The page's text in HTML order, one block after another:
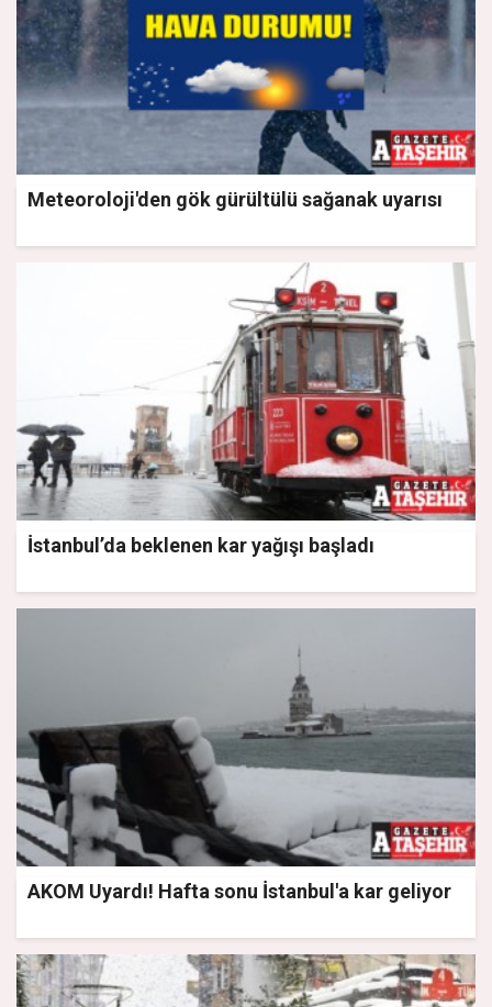
Meteoroloji'den gök gürültülü sağanak uyarısı
İstanbul’da beklenen kar yağışı başladı
AKOM Uyardı! Hafta sonu İstanbul'a kar geliyor